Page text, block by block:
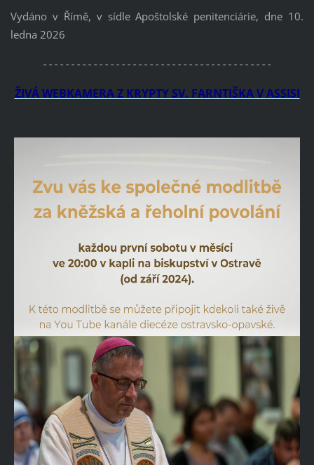
Vydáno v Římě, v sídle Apoštolské penitenciárie, dne 10.
ledna 2026
-----------------------------------------
ŽIVÁ WEBKAMERA Z KRYPTY SV. FARNTIŠKA V ASSISI